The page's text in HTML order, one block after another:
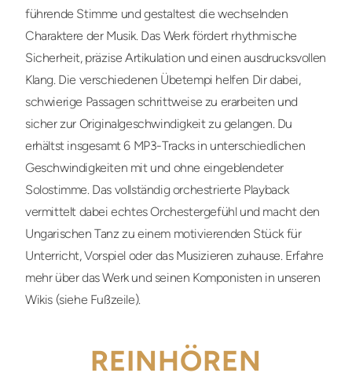
führende Stimme und gestaltest die wechselnden
Charaktere der Musik. Das Werk fördert rhythmische
Sicherheit, präzise Artikulation und einen ausdrucksvollen
Klang. Die verschiedenen Übetempi helfen Dir dabei,
schwierige Passagen schrittweise zu erarbeiten und
sicher zur Originalgeschwindigkeit zu gelangen. Du
erhältst insgesamt 6 MP3-Tracks in unterschiedlichen
Geschwindigkeiten mit und ohne eingeblendeter
Solostimme. Das vollständig orchestrierte Playback
vermittelt dabei echtes Orchestergefühl und macht den
Ungarischen Tanz zu einem motivierenden Stück für
Unterricht, Vorspiel oder das Musizieren zuhause. Erfahre
mehr über das Werk und seinen Komponisten in unseren
Wikis (siehe Fußzeile).
REINHÖREN